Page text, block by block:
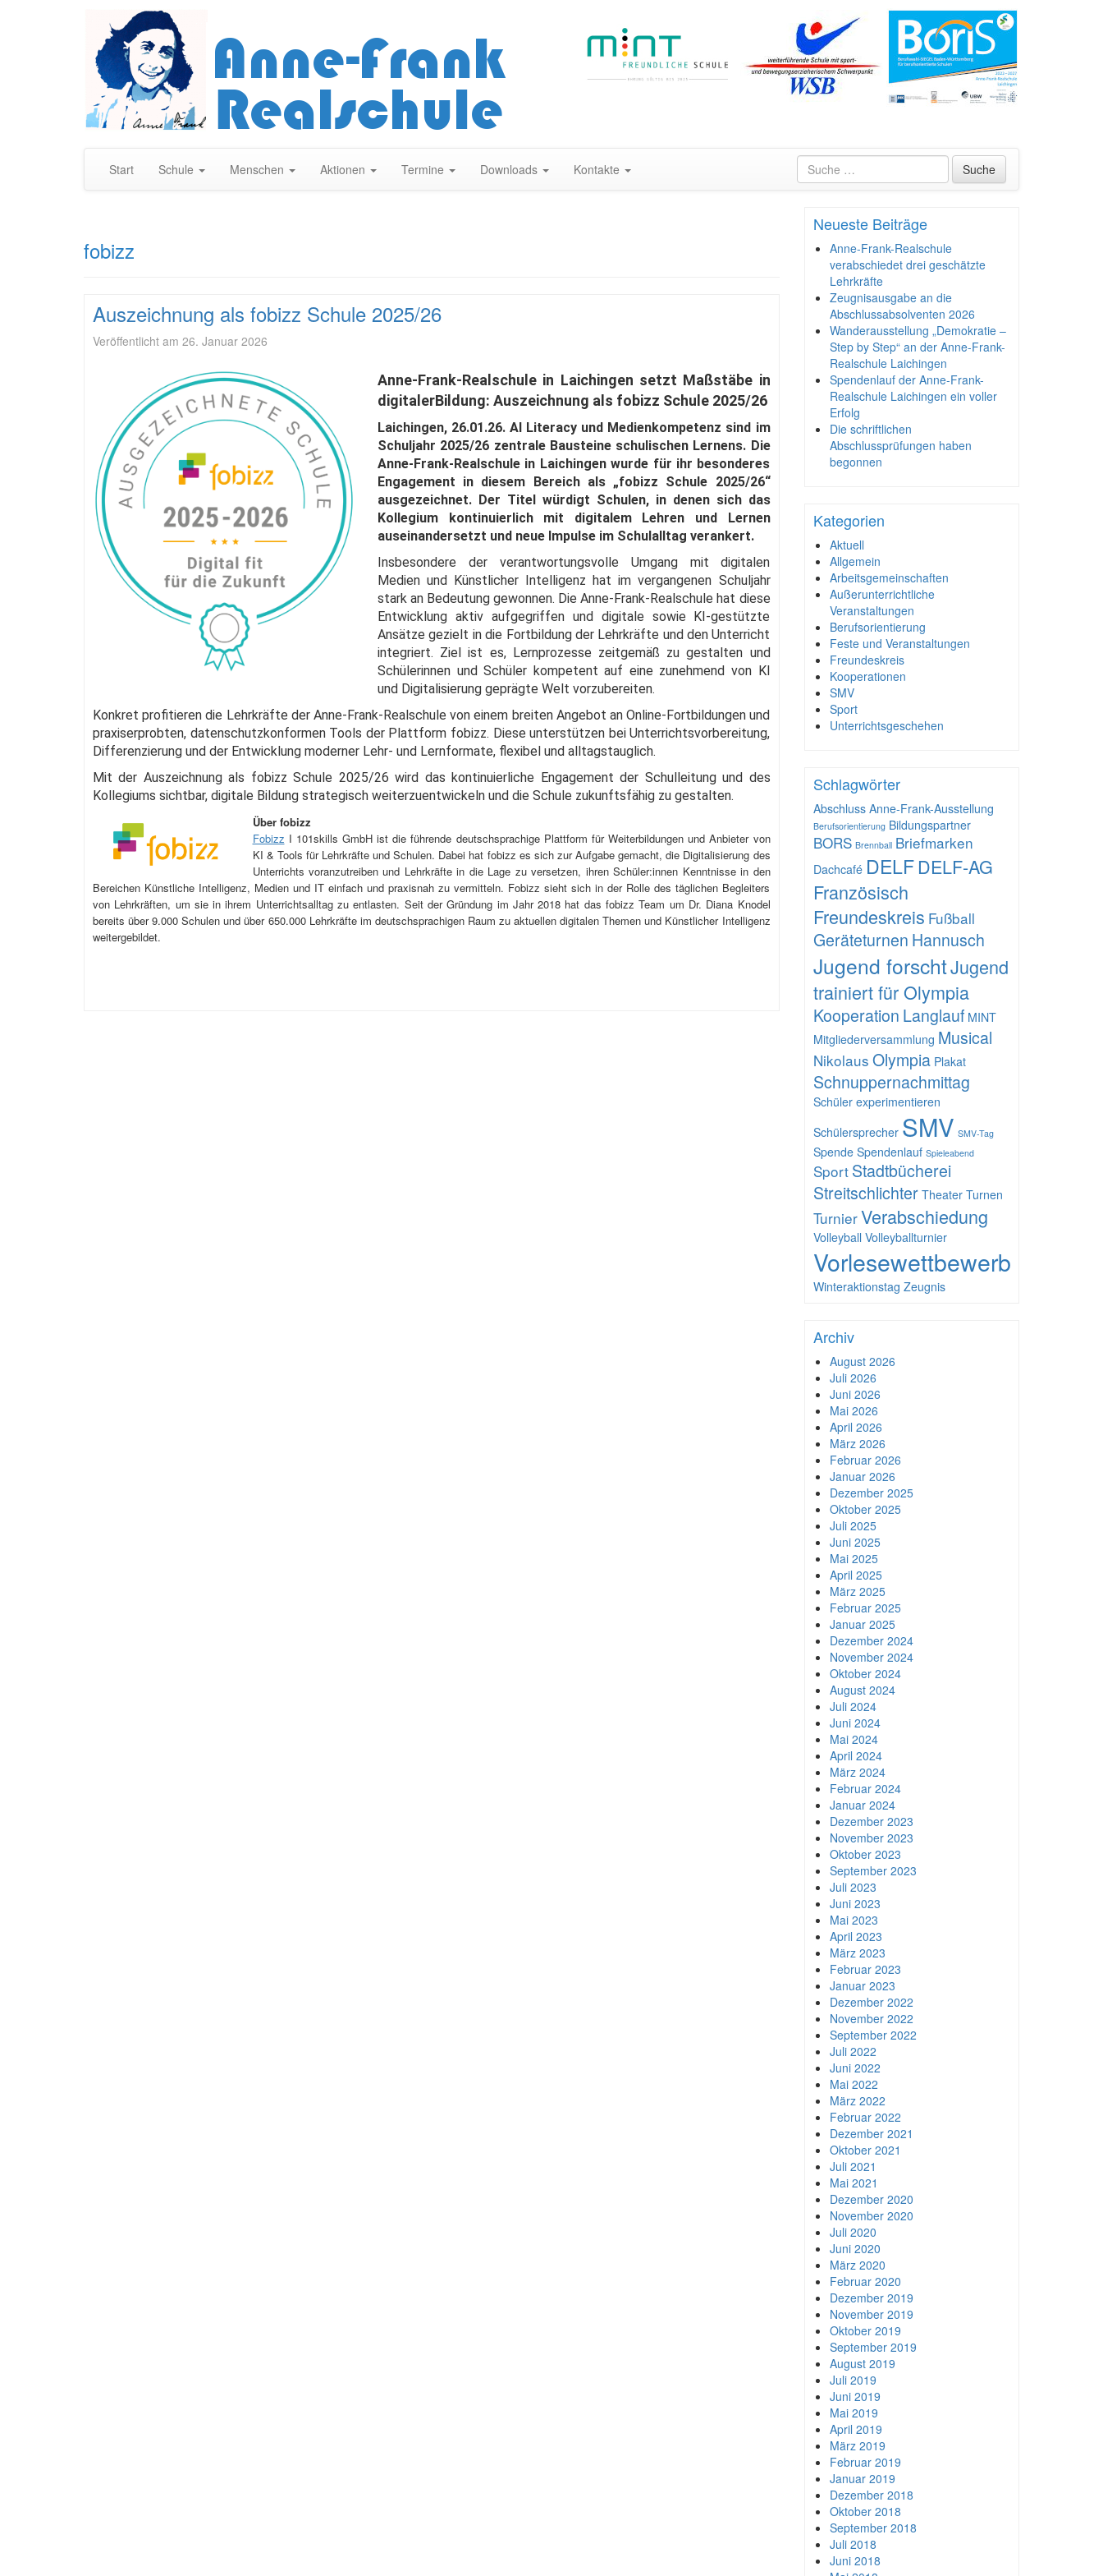
Inhalt
Start Schule Menschen Aktionen Termine Downloads Kontakte Suche
fobizz
Auszeichnung als fobizz Schule 2025/26
Veröffentlicht am 26. Januar 2026
Anne-Frank-Realschule in Laichingen setzt Maßstäbe in
digitalerBildung: Auszeichnung als fobizz Schule 2025/26
Laichingen, 26.01.26. AI Literacy und Medienkompetenz sind im
Schuljahr 2025/26 zentrale Bausteine schulischen Lernens. Die
Anne-Frank-Realschule in Laichingen wurde für ihr besonderes
Engagement in diesem Bereich als „fobizz Schule 2025/26“
ausgezeichnet. Der Titel würdigt Schulen, in denen sich das
Kollegium kontinuierlich mit digitalem Lehren und Lernen
auseinandersetzt und neue Impulse im Schulalltag verankert.
Insbesondere der verantwortungsvolle Umgang mit digitalen
Medien und Künstlicher Intelligenz hat im vergangenen Schuljahr
stark an Bedeutung gewonnen. Die Anne-Frank-Realschule hat diese
Entwicklung aktiv aufgegriffen und digitale sowie KI-gestützte
Ansätze gezielt in die Fortbildung der Lehrkräfte und den Unterricht
integriert. Ziel ist es, Lernprozesse zeitgemäß zu gestalten und
Schülerinnen und Schüler kompetent auf eine zunehmend von KI
und Digitalisierung geprägte Welt vorzubereiten.
Konkret profitieren die Lehrkräfte der Anne-Frank-Realschule von einem breiten Angebot an Online-Fortbildungen und
praxiserprobten, datenschutzkonformen Tools der Plattform fobizz. Diese unterstützen bei Unterrichtsvorbereitung,
Differenzierung und der Entwicklung moderner Lehr- und Lernformate, flexibel und alltagstauglich.
Mit der Auszeichnung als fobizz Schule 2025/26 wird das kontinuierliche Engagement der Schulleitung und des
Kollegiums sichtbar, digitale Bildung strategisch weiterzuentwickeln und die Schule zukunftsfähig zu gestalten.
Über fobizz
Fobizz I 101skills GmbH ist die führende deutschsprachige Plattform für Weiterbildungen und Anbieter von
KI & Tools für Lehrkräfte und Schulen. Dabei hat fobizz es sich zur Aufgabe gemacht, die Digitalisierung des
Unterrichts voranzutreiben und Lehrkräfte in die Lage zu versetzen, ihren Schüler:innen Kenntnisse in den
Bereichen Künstliche Intelligenz, Medien und IT einfach und praxisnah zu vermitteln. Fobizz sieht sich in der Rolle des täglichen Begleiters
von Lehrkräften, um sie in ihrem Unterrichtsalltag zu entlasten. Seit der Gründung im Jahr 2018 hat das fobizz Team um Dr. Diana Knodel
bereits über 9.000 Schulen und über 650.000 Lehrkräfte im deutschsprachigen Raum zu aktuellen digitalen Themen und Künstlicher Intelligenz
weitergebildet.
Neueste Beiträge
Anne-Frank-Realschule
verabschiedet drei geschätzte
Lehrkräfte
Zeugnisausgabe an die
Abschlussabsolventen 2026
Wanderausstellung „Demokratie –
Step by Step“ an der Anne-Frank-
Realschule Laichingen
Spendenlauf der Anne-Frank-
Realschule Laichingen ein voller
Erfolg
Die schriftlichen
Abschlussprüfungen haben
begonnen
Kategorien
Aktuell
Allgemein
Arbeitsgemeinschaften
Außerunterrichtliche
Veranstaltungen
Berufsorientierung
Feste und Veranstaltungen
Freundeskreis
Kooperationen
SMV
Sport
Unterrichtsgeschehen
Schlagwörter
Abschluss Anne-Frank-Ausstellung
Berufsorientierung Bildungspartner
BORS Brennball Briefmarken
Dachcafé DELF DELF-AG
Französisch
Freundeskreis Fußball
Geräteturnen Hannusch
Jugend forschtJugend
trainiert für Olympia
Kooperation Langlauf MINT
Mitgliederversammlung Musical
Nikolaus Olympia Plakat
Schnuppernachmittag
Schüler experimentieren
Schülersprecher SMV SMV-Tag
Spende Spendenlauf Spieleabend
Sport Stadtbücherei
Streitschlichter Theater Turnen
TurnierVerabschiedung
Volleyball Volleyballturnier
Vorlesewettbewerb
Winteraktionstag Zeugnis
Archiv
August 2026
Juli 2026
Juni 2026
Mai 2026
April 2026
März 2026
Februar 2026
Januar 2026
Dezember 2025
Oktober 2025
Juli 2025
Juni 2025
Mai 2025
April 2025
März 2025
Februar 2025
Januar 2025
Dezember 2024
November 2024
Oktober 2024
August 2024
Juli 2024
Juni 2024
Mai 2024
April 2024
März 2024
Februar 2024
Januar 2024
Dezember 2023
November 2023
Oktober 2023
September 2023
Juli 2023
Juni 2023
Mai 2023
April 2023
März 2023
Februar 2023
Januar 2023
Dezember 2022
November 2022
September 2022
Juli 2022
Juni 2022
Mai 2022
März 2022
Februar 2022
Dezember 2021
Oktober 2021
Juli 2021
Mai 2021
Dezember 2020
November 2020
Juli 2020
Juni 2020
März 2020
Februar 2020
Dezember 2019
November 2019
Oktober 2019
September 2019
August 2019
Juli 2019
Juni 2019
Mai 2019
April 2019
März 2019
Februar 2019
Januar 2019
Dezember 2018
Oktober 2018
September 2018
Juli 2018
Juni 2018